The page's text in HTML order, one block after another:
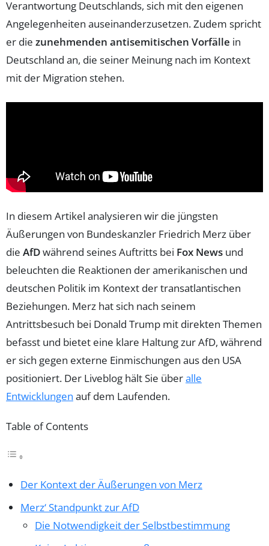
Verantwortung Deutschlands, sich mit den eigenen
Angelegenheiten auseinanderzusetzen. Zudem spricht
er die zunehmenden antisemitischen Vorfälle in
Deutschland an, die seiner Meinung nach im Kontext
mit der Migration stehen.
In diesem Artikel analysieren wir die jüngsten
Äußerungen von Bundeskanzler Friedrich Merz über
die AfDwährend seines Auftritts bei Fox News und
beleuchten die Reaktionen der amerikanischen und
deutschen Politik im Kontext der transatlantischen
Beziehungen. Merz hat sich nach seinem
Antrittsbesuch bei Donald Trump mit direkten Themen
befasst und bietet eine klare Haltung zur AfD, während
er sich gegen externe Einmischungen aus den USA
positioniert. Der Liveblog hält Sie überalle
Entwicklungen auf dem Laufenden.
Table of Contents
Der Kontext der Äußerungen von Merz
Merz‘ Standpunkt zur AfD
Die Notwendigkeit der Selbstbestimmung